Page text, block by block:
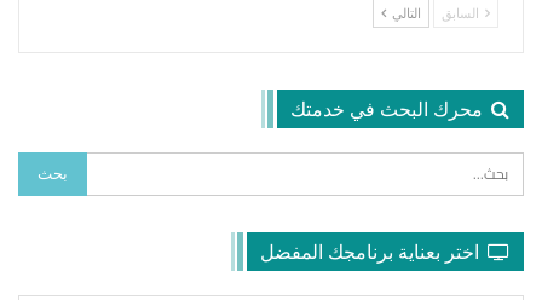
السابق التالي
محرك البحث في خدمتك
اختر بعناية برنامجك المفضل